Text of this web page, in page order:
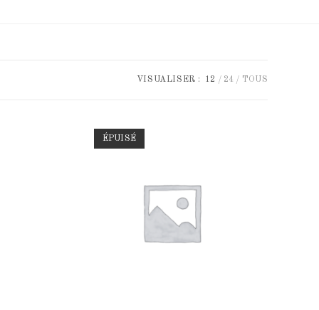
VISUALISER : 12 24 TOUS
ÉPUISÉ